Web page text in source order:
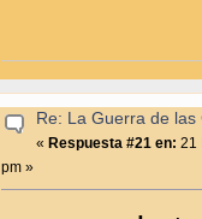
Re: La Guerra de las
«Respuesta #21 en: 21
pm »